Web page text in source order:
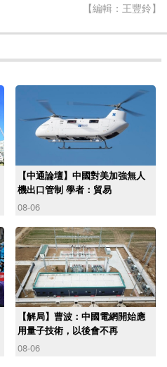
【編輯：王豐鈴】
【中通論壇】中國對美加強無人
機出口管制 學者：貿易
08-06
【解局】曹波：中國電網開始應
用量子技術，以後會不再
08-06